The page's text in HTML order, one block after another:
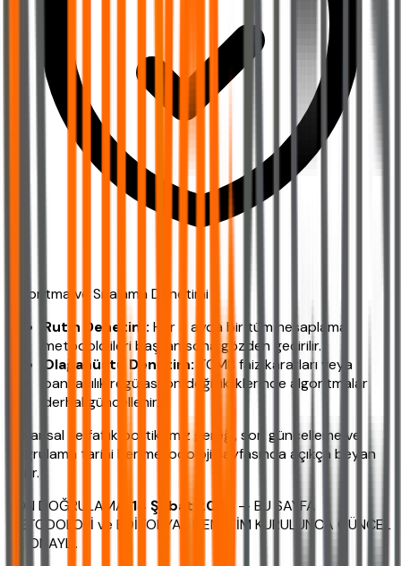
Algoritma ve Sıralama Denetimi
Rutin Denetim: Her 3 ayda bir tüm hesaplama
metodolojileri baştan sona gözden geçirilir.
Olağanüstü Denetim: TCMB faiz kararları veya
bankacılık regülasyon değişikliklerinde algoritmalar
derhal güncellenir.
Finansal şeffaflık politikamız gereği, son güncelleme ve
doğrulama tarihi her metodoloji sayfasında açıkça beyan
edilir.
SON DOĞRULAMA: 14 Şubat 2026
— BU SAYFA
METODOLOJİ ve EDİTORYAL DENETİM KURULUNCA GÜNCEL
VE ONAYLI.